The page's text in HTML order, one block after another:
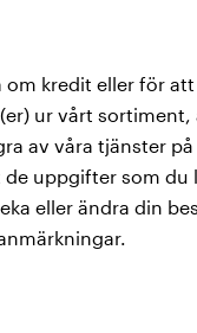
kredit eller för
ur vårt
av våra tjänster
uppgifter som du
eller ändra din